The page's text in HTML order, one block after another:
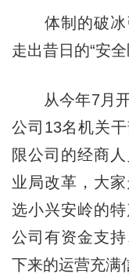
体制的破冰
走出昔日的“安全
从今年7月开
公司13名机关
限公司的经商
业局改革，大
选小兴安岭的
公司有资金支
下来的运营充满